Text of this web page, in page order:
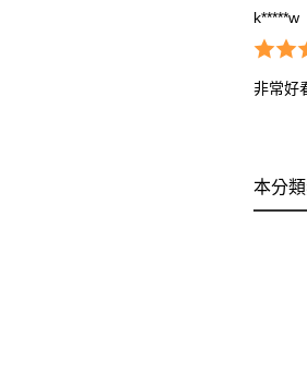
k*****w
非常好
本分